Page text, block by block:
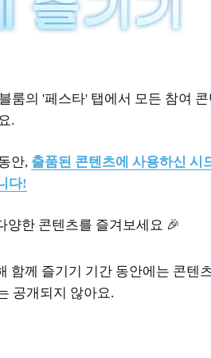
블룸의 '페스타' 탭에서 모든 참여
.
안, 출품된 콘텐츠에 사용하신 시
다!
양한 콘텐츠를 즐겨보세요 🎉
함께 즐기기 기간 동안에는 콘텐
공개되지 않아요.